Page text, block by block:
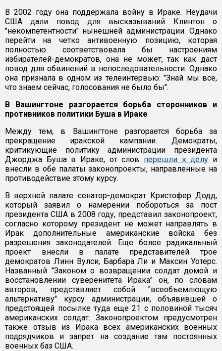
В 2002 году она поддержала войну в Ираке. Неудачи
США дали повод для высказываний Клинтон о
"некомпетентности" нынешней администрации. Однако
перейти на четко антивоенную позицию, которая
полностью соответствовала бы настроениям
избирателей-демократов, она не может, так как даст
повод для обвинений в непоследовательности. Однако
она признала в одном из телеинтервью: "Знай мы все,
что знаем сейчас, голосования не было бы".
В Вашингтоне разгорается борьба сторонников и
противников политики Буша в Ираке
Между тем, в Вашингтоне разгорается борьба за
прекращение иракской кампании. Демократы,
критикующие политику администрации президента
Джорджа Буша в Ираке, от слов перешли к делу и
внесли в обе палаты законопроекты, направленные на
противодействие этому курсу.
В верхней палате сенатор-демократ Кристофер Додд,
который заявил о намерении побороться за пост
президента США в 2008 году, представил законопроект,
согласно которому президент не может направлять в
Ирак дополнительные американские войска без
разрешения законодателей. Еще более радикальный
проект внесли в палате представителей трое
демократов Линн Вулси, Барбара Ли и Максин Уотерс.
Названный "Законом о возвращении солдат домой и
восстановлении суверенитета Ирака" он, по словам
авторов, представляет собой "всеобъемлющую
альтернативу" курсу администрации, объявившей о
предстоящей посылке туда еще 21 с половиной тысяч
американских солдат. Законопроектом предусмотрен
также отзыв из Ирака всех американских военных
подрядчиков и запрет на создание там постоянных
военных баз США.